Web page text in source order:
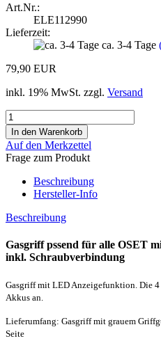
Art.Nr.:
ELE112990
Lieferzeit:
ca. 3-4 Tage
79,90 EUR
inkl. 19% MwSt. zzgl. Versand
Auf den Merkzettel
Frage zum Produkt
Beschreibung
Hersteller-Info
Beschreibung
Gasgriff pssend für alle OSET
inkl. Schraubverbindung
Gasgriff mit LED Anzeigefunktion. Die 4
Akkus an.
Lieferumfang: Gasgriff mit grauem
Seite